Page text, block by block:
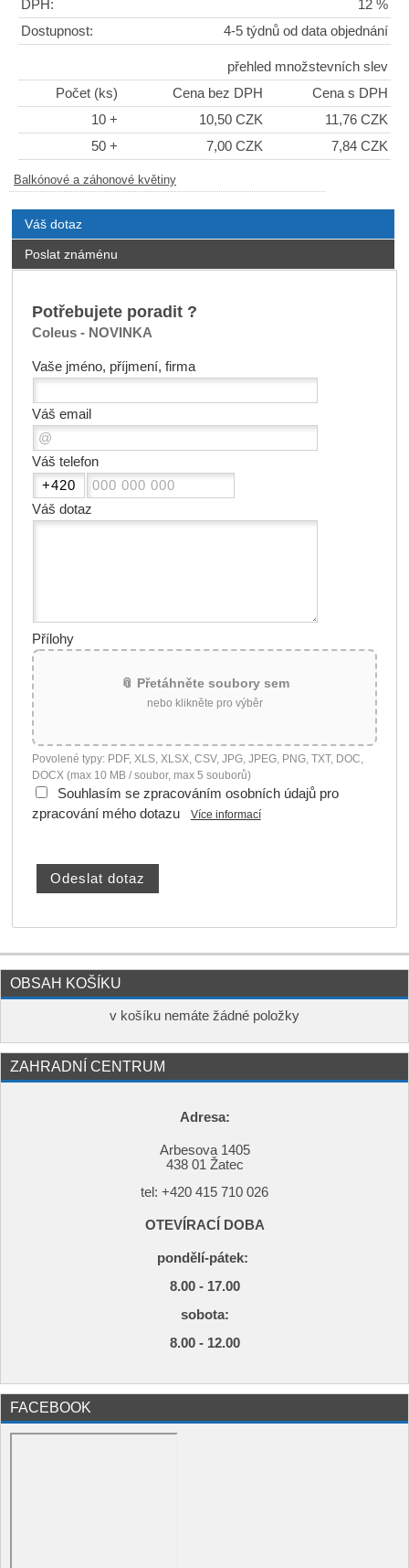
DPH:
12 %
Dostupnost:
4-5 týdnů od data objednání
přehled množstevních slev
Počet (ks)
Cena bez DPH
Cena s DPH
10 +
10,50 CZK
11,76 CZK
50 +
7,00 CZK 7,84 CZK
Balkónové a záhonové květiny
Váš dotaz
Poslat známénu
Potřebujete poradit ?
Coleus - NOVINKA
Vaše jméno, příjmení, firma
Váš email
Váš telefon
Váš dotaz
Přílohy
📎 Přetáhněte soubory sem
nebo klikněte pro výběr
Povolené typy: PDF, XLS, XLSX, CSV, JPG, JPEG, PNG, TXT, DOC,
DOCX (max 10 MB / soubor, max 5 souborů)
Souhlasím se zpracováním osobních údajů pro
zpracování mého dotazu
Více informací
OBSAH KOŠÍKU
v košíku nemáte žádné položky
ZAHRADNÍ CENTRUM
Adresa:
Arbesova 1405
438 01 Žatec
tel: +420 415 710 026
OTEVÍRACÍ DOBA
pondělí-pátek:
8.00 - 17.00
sobota:
8.00 - 12.00
FACEBOOK